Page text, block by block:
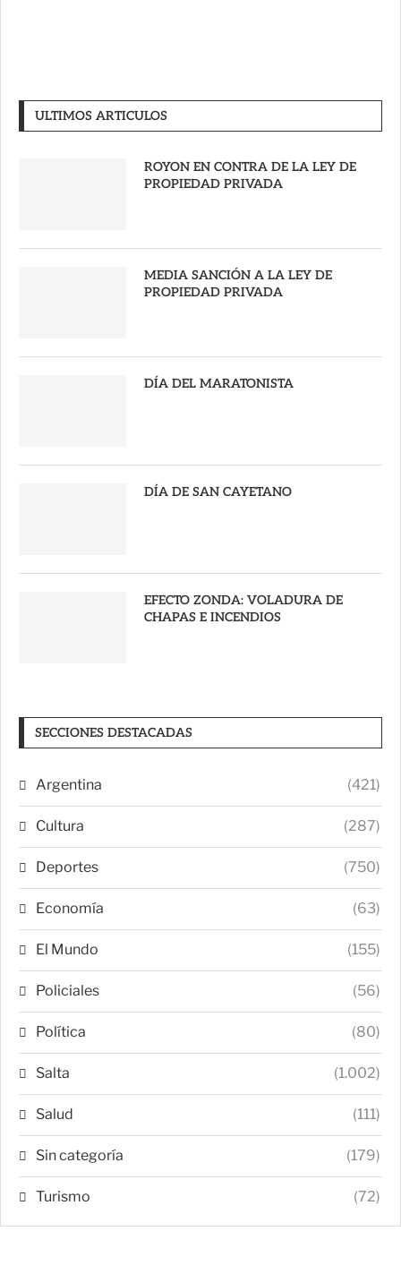
ULTIMOS ARTICULOS
ROYON EN CONTRA DE LA LEY DE
PROPIEDAD PRIVADA
MEDIA SANCIÓN A LA LEY DE
PROPIEDAD PRIVADA
DÍA DEL MARATONISTA
DÍA DE SAN CAYETANO
EFECTO ZONDA: VOLADURA DE
CHAPAS E INCENDIOS
SECCIONES DESTACADAS
Argentina (421)
Cultura (287)
Deportes (750)
Economía (63)
El Mundo (155)
Policiales (56)
Política (80)
Salta (1.002)
Salud (111)
Sin categoría (179)
Turismo (72)